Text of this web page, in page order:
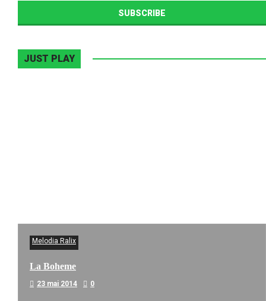
JUST PLAY
Melodia Ralix
La Boheme
23 mai 2014 0